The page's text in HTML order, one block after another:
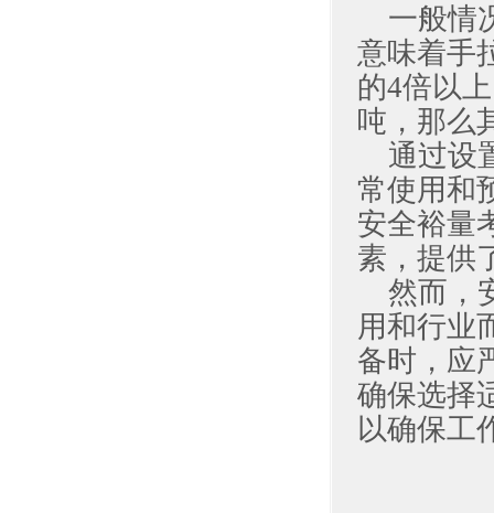
一般情
意味着手
的4倍以
吨，那么
通过设
常使用和
安全裕量
素，提供
然而，
用和行业
备时，应
确保选择
以确保工